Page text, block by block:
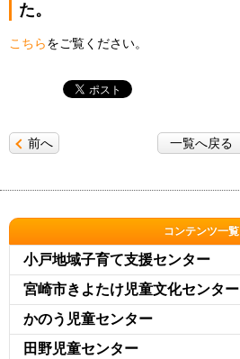
た。
こちらをご覧ください。
前へ 一覧へ戻る
コンテンツ一覧
小戸地域子育て支援センター
宮崎市きよたけ児童文化センター
かのう児童センター
田野児童センター